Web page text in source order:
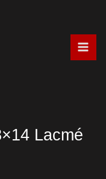
Lacmé